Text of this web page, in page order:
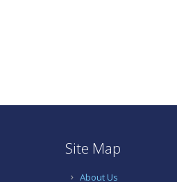
Site Map
About Us